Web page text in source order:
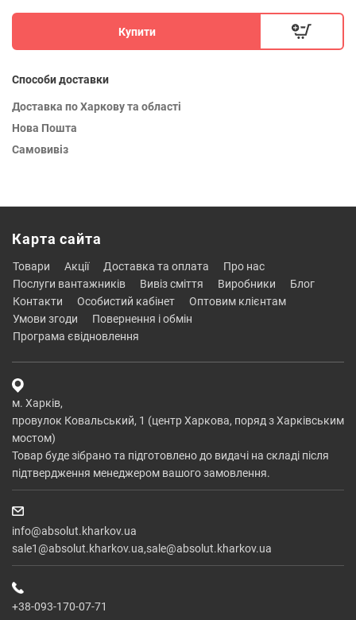
Купити
Способи доставки
Доставка по Харкову та області
Нова Пошта
Самовивіз
Карта сайта
товари акції доставка та оплата
про нас
послуги вантажників
вивіз сміття виробники
блог
контакти
особистий кабінет
оптовим клієнтам
умови згоди
повернення і обмін
програма євідновлення
м. Харків,
провулок Ковальський, 1 (центр Харкова, поряд з Харківським
мостом)
Товар буде зібрано та підготовлено до видачі на складі після
підтвердження менеджером вашого замовлення.
info@absolut.kharkov.ua
sale1@absolut.kharkov.ua,sale@absolut.kharkov.ua
+38-093-170-07-71